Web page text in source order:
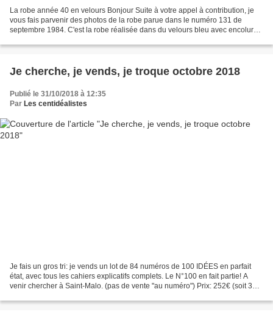
La robe année 40 en velours Bonjour Suite à votre appel à contribution, je
vous fais parvenir des photos de la robe parue dans le numéro 131 de
septembre 1984. C'est la robe réalisée dans du velours bleu avec encolure
Je cherche, je vends, je troque octobre 2018
Publié le 31/10/2018 à 12:35
Par Les centidéalistes
Je fais un gros tri: je vends un lot de 84 numéros de 100 IDÉES en parfait
état, avec tous les cahiers explicatifs complets. Le N°100 en fait partie! A
venir chercher à Saint-Malo. (pas de vente "au numéro") Prix: 252€ (soit 3€